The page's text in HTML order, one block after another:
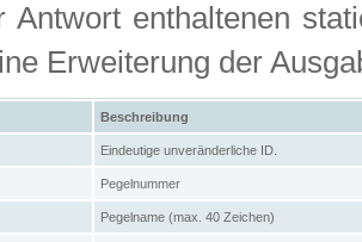
Antwort enthaltenen
Erweiterung der
Beschreibung
Eindeutige unveränderliche ID.
Pegelnummer
Pegelname (max. 40 Zeichen)